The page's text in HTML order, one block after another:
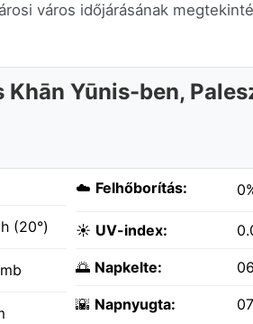
város időjárásának
Yūnis-ben,
(20°)
☁️ Felhőborítás:
☀️ UV-index:
🌅 Napkelte:
🌇 Napnyugta: